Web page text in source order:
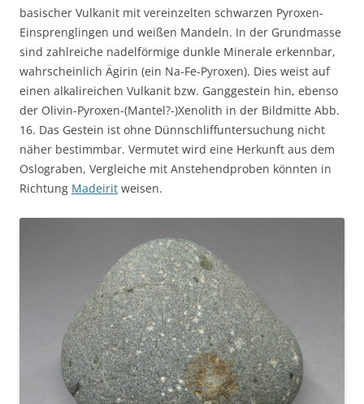
basischer Vulkanit mit vereinzelten schwarzen Pyroxen-
Einsprenglingen und weißen Mandeln. In der Grundmasse
sind zahlreiche nadelförmige dunkle Minerale erkennbar,
wahrscheinlich Ägirin (ein Na-Fe-Pyroxen). Dies weist auf
einen alkalireichen Vulkanit bzw. Ganggestein hin, ebenso
der Olivin-Pyroxen-(Mantel?-)Xenolith in der Bildmitte Abb.
16. Das Gestein ist ohne Dünnschliffuntersuchung nicht
näher bestimmbar. Vermutet wird eine Herkunft aus dem
Oslograben, Vergleiche mit Anstehendproben könnten in
Richtung Madeirit weisen.